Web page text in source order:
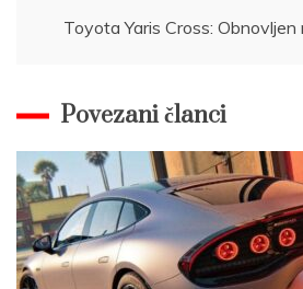
Toyota Yaris Cross:
Povezani članci